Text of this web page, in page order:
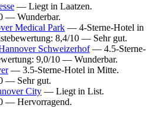
— Liegt in Laatzen.
— Wunderbar.
Medical Park — 4-Sterne-Hotel in
8,4/10 — Sehr gut.
Schweizerhof— 4.5-Sterne-
9,0/10 — Wunderbar.
— 3.5-Sterne-Hotel in Mitte.
— Sehr gut.
City — Liegt in List.
— Hervorragend.